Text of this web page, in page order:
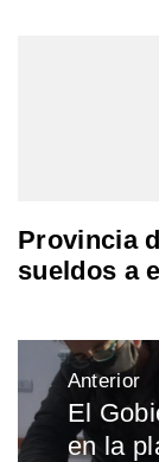
Provincia
sueldos a
de
entradas
Anterior
Entrada
anterior:
El
en la